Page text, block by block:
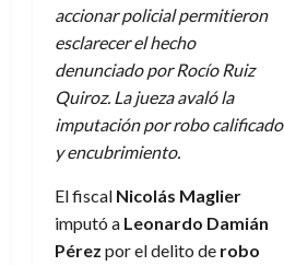
accionar policial permitieron
esclarecer el hecho
denunciado por Rocío Ruiz
Quiroz. La jueza avaló la
imputación por robo calificado
y encubrimiento.
El fiscal Nicolás Maglier
imputó a Leonardo Damián
Pérez por el delito de robo